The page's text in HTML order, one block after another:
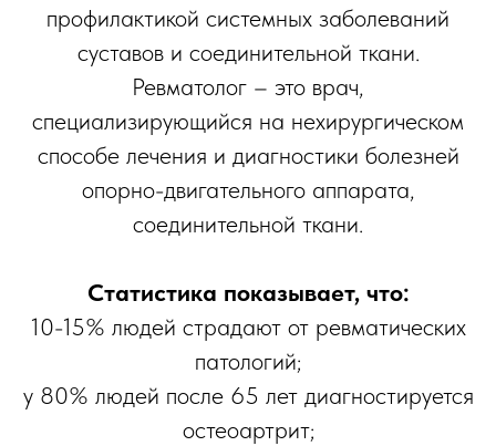
профилактикой системных заболеваний
суставов и соединительной ткани.
Ревматолог – это врач,
специализирующийся на нехирургическом
способе лечения и диагностики болезней
опорно-двигательного аппарата,
соединительной ткани.
Статистика показывает, что:
10-15% людей страдают от ревматических
патологий;
у 80% людей после 65 лет диагностируется
остеоартрит;